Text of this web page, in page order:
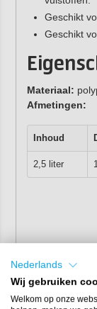
Geschikt
Geschikt
Materiaal:
Afmetingen:
Inhoud
2,5 liter
Nederlands
Wij gebruiken
Welkom op onze